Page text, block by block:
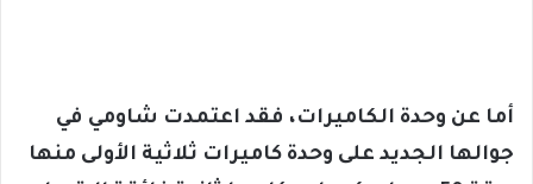
أما عن وحدة الكاميرات، فقد اعتمدت شاومي في
جوالها الجديد على وحدة كاميرات ثلاثية الأولى منها